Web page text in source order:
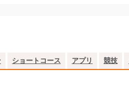
ショートコース アプリ 競技